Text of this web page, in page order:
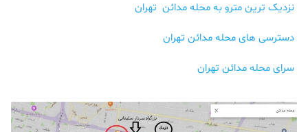
نزدیک ترین مترو به محله مدائن تهران
دسترسی های محله مدائن تهران
سرای محله مدائن تهران